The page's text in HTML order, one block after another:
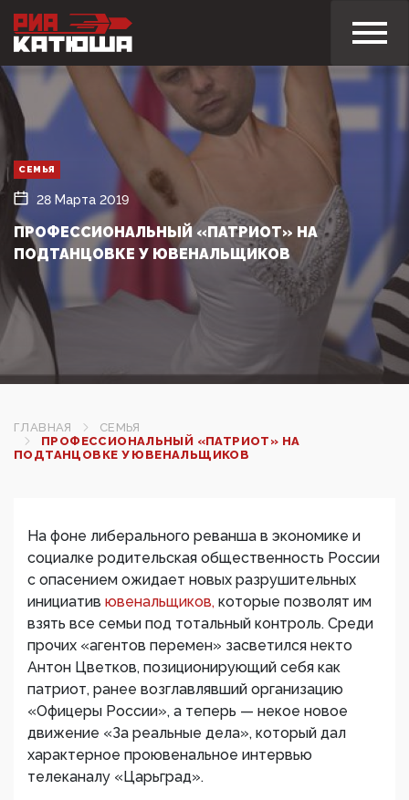
СЕМЬЯ
28 Марта 2019
ПРОФЕССИОНАЛЬНЫЙ «ПАТРИОТ» НА
ПОДТАНЦОВКЕ У ЮВЕНАЛЬЩИКОВ
ГЛАВНАЯ
СЕМЬЯ
ПРОФЕССИОНАЛЬНЫЙ «ПАТРИОТ» НА
ПОДТАНЦОВКЕ У ЮВЕНАЛЬЩИКОВ
На фоне либерального реванша в экономике и
социалке родительская общественность России
с опасением ожидает новых разрушительных
инициатив ювенальщиков, которые позволят им
взять все семьи под тотальный контроль. Среди
прочих «агентов перемен» засветился некто
Антон Цветков, позиционирующий себя как
патриот, ранее возглавлявший организацию
«Офицеры России», а теперь — некое новое
движение «За реальные дела», который дал
характерное проювенальное интервью
телеканалу «Царьград».